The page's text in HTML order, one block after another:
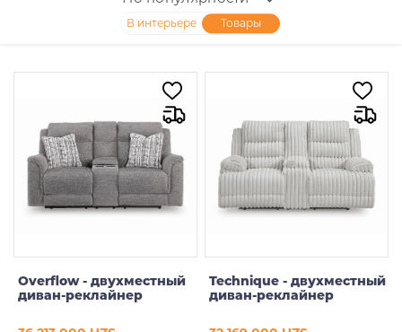
В интерьере Товары
Overflow - двухместный
диван-реклайнер
Technique - двухместный
диван-реклайнер